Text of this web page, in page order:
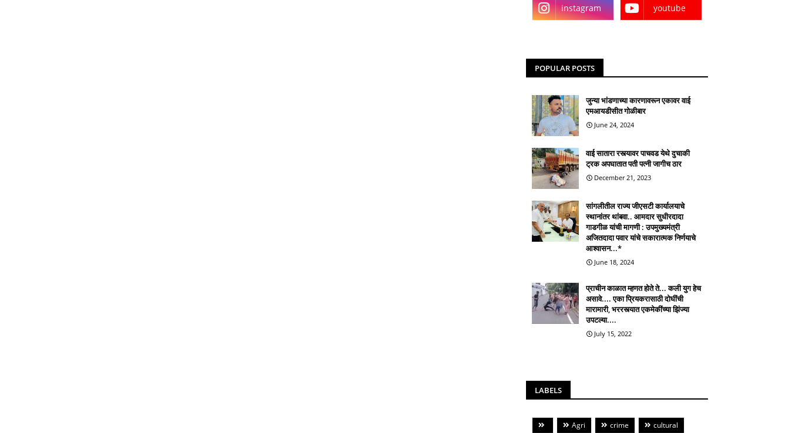
instagram youtube
POPULAR POSTS
जुन्या भांडणाच्या कारणावरून एकावर वाई
एमआयडीसीत गोळीबार
June 24, 2024
वाई सातारा रस्त्यावर पाचवड येथे दुचाकी
ट्रक अपघातात पती पत्नी जागीच ठार
December 21, 2023
सांगलीतील राज्य जीएसटी कार्यालयाचे
स्थानांतर थांबवा.. आमदार सुधीरदादा
गाडगीळ यांची मागणी : उपमुख्यमंत्री
अजितदादा पवार यांचे सकारात्मक निर्णयाचे
आश्वासन...*
June 18, 2024
प्राचीन काळात म्हणत होते ते... कली युग हेच
असावे.... एका प्रियकरासाठी दोघींची
मारामारी, भररस्त्यात एकमेकींच्या झिंज्या
उपटल्या....
July 15, 2022
LABELS
Agri crime
cultural